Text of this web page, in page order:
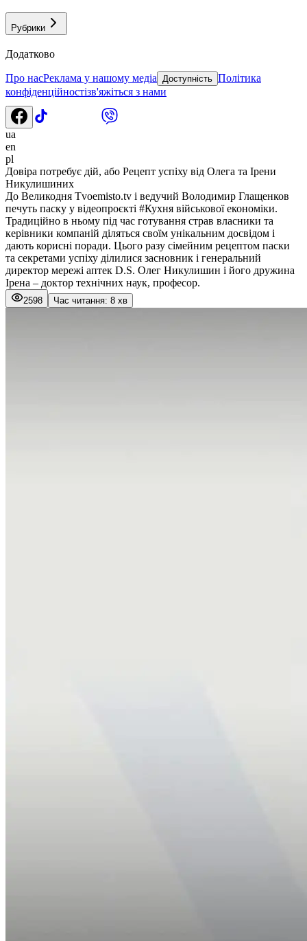
Рубрики
Додатково
Про насРеклама у нашому медіа Доступність Політика
конфіденційностізв'яжіться з нами
ua
en
pl
Довіра потребує дій, або Рецепт успіху від Олега та Ірени
Никулишиних
До Великодня Tvoemisto.tv і ведучий Володимир Глащенков
печуть паску у відеопроєкті #Кухня військової економіки.
Традиційно в ньому під час готування страв власники та
керівники компаній діляться своїм унікальним досвідом і
дають корисні поради. Цього разу сімейним рецептом паски
та секретами успіху ділилися засновник і генеральний
директор мережі аптек D.S. Олег Никулишин і його дружина
Ірена – доктор технічних наук, професор.
2598 Час читання: 8 хв